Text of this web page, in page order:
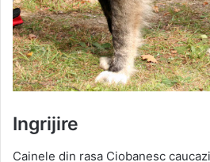
Ingrijire
Cainele din rasa Ciobanesc